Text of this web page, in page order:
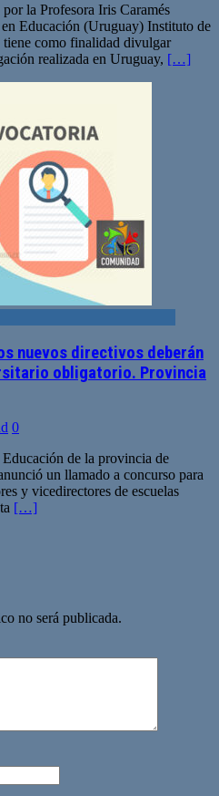
la Profesora Iris Caramés
Educación (Uruguay) Instituto de
como finalidad divulgar
realizada en Uruguay, […]
nuevos directivos deberán
obligatorio. Provincia
0
de la provincia de
un llamado a concurso para
y vicedirectores de escuelas
[…]
no será publicada.